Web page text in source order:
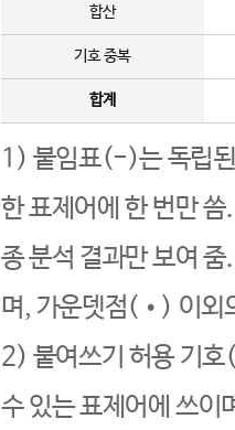
합산
기호 중복
합계
1) 붙임표(-)는 독립된
한 표제어에 한 번만
종 분석 결과만 보여
며, 가운뎃점(•) 이외
2) 붙여쓰기 허용 기호
수 있는 표제어에 쓰이